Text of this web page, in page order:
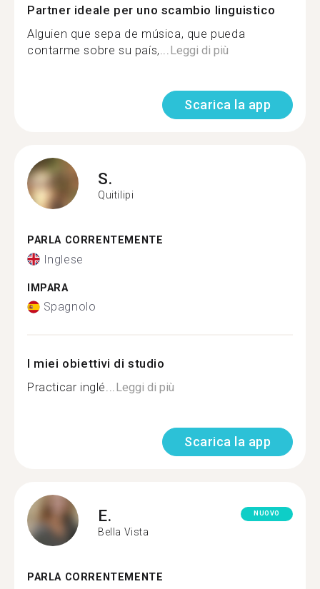
Partner ideale per uno scambio linguistico
Alguien que sepa de música, que pueda
contarme sobre su país,...Leggi di più
Scarica la app
S.
Quitilipi
PARLA CORRENTEMENTE
Inglese
IMPARA
Spagnolo
I miei obiettivi di studio
Practicar inglé...Leggi di più
Scarica la app
E.
Bella Vista
NUOVO
PARLA CORRENTEMENTE